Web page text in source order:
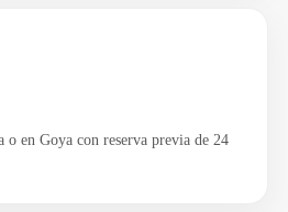
o en Goya con reserva previa de 24